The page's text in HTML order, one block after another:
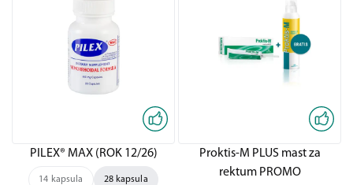
PILEX® MAX (ROK 12/26)
14 kapsula 28 kapsula
Proktis-M PLUS mast za
rektum PROMO